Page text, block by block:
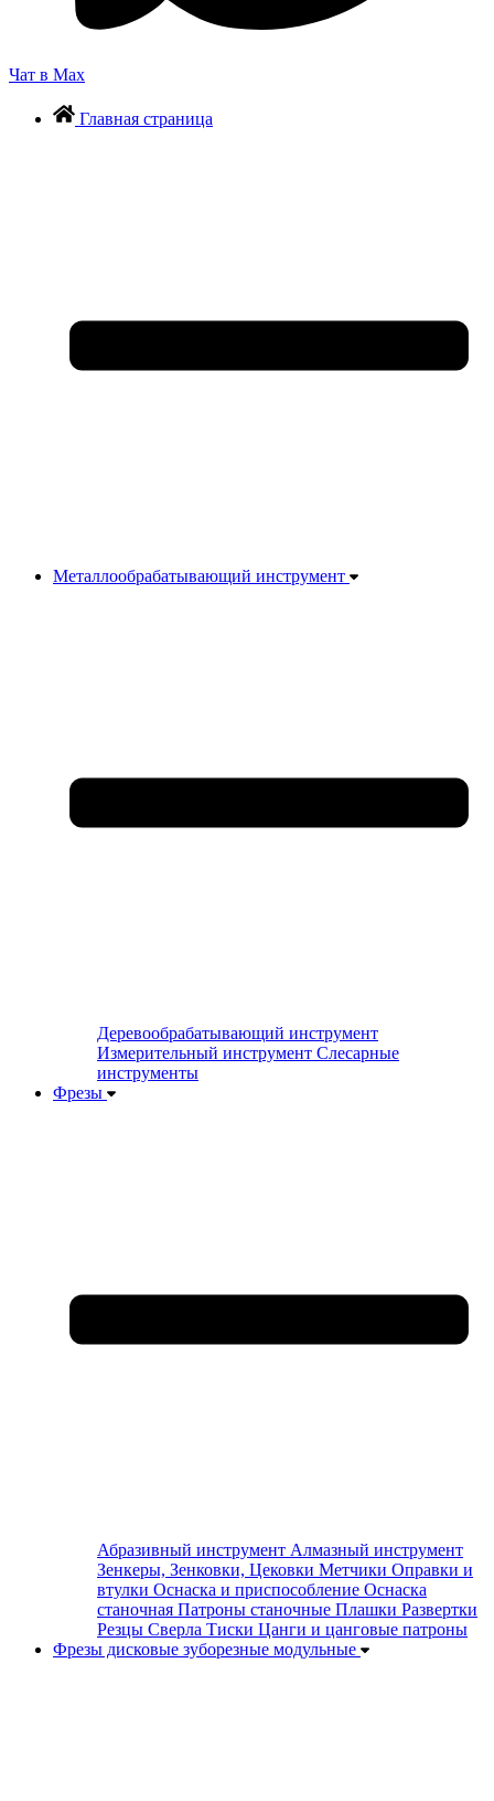
Чат в Max
Главная страница
Металлообрабатывающий инструмент
Деревообрабатывающий инструмент
Измерительный инструмент Слесарные
инструменты
Фрезы
Абразивный инструмент Алмазный инструмент
Зенкеры, Зенковки, Цековки Метчики Оправки и
втулки Оснаска и приспособление Оснаска
станочная Патроны станочные Плашки Развертки
Резцы Сверла Тиски Цанги и цанговые патроны
Фрезы дисковые зуборезные модульные